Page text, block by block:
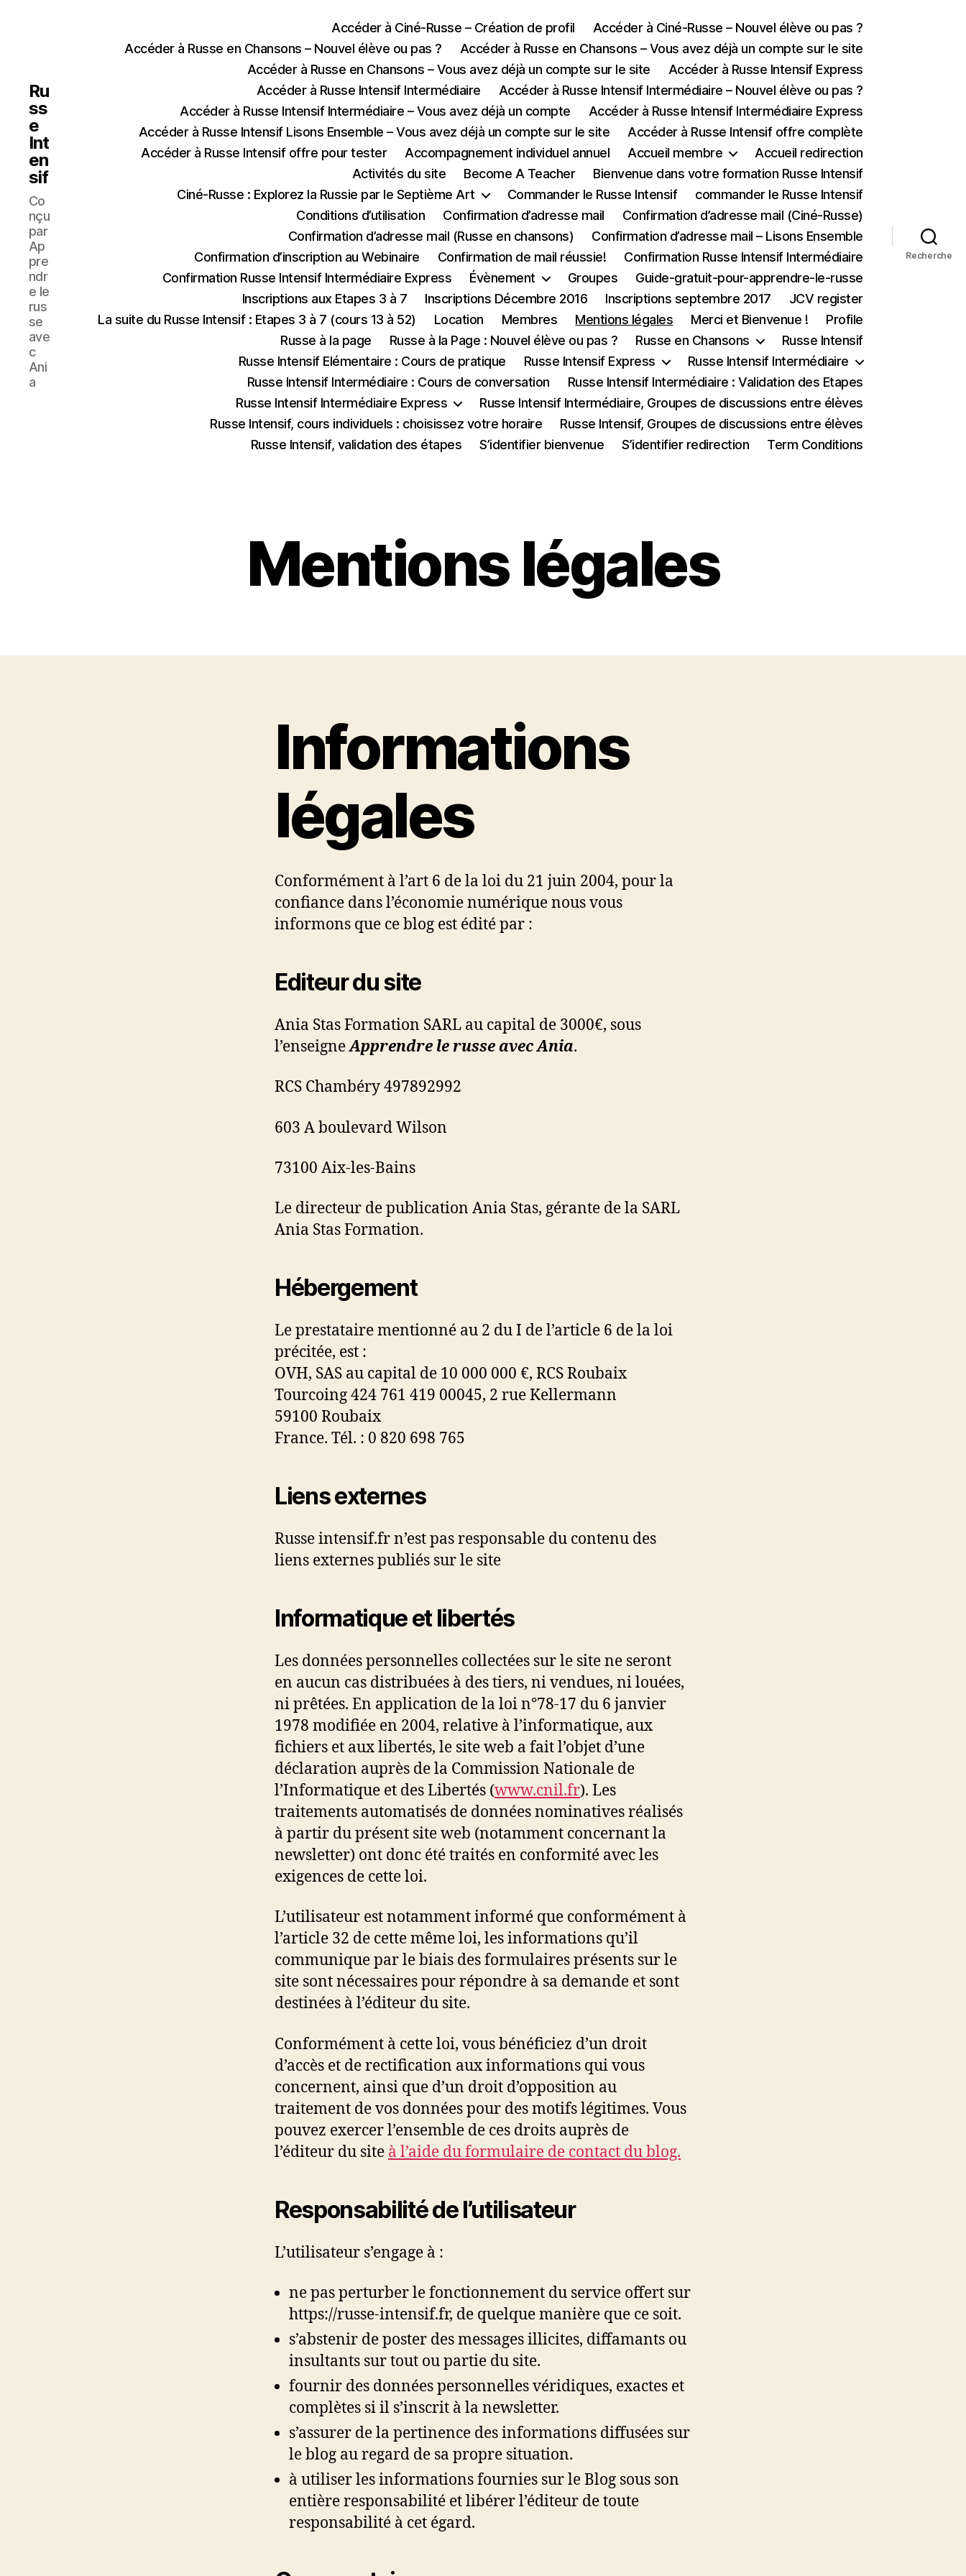
Ru
ss
e
Int
en
sif
Co
nçu
par
Ap
pre
ndr
e le
rus
se
ave
c
Ani
a
Accéder à Ciné-Russe – Création de profil
Accéder à Ciné-Russe – Nouvel élève ou pas ?
Accéder à Russe en Chansons – Nouvel élève ou pas ?
Accéder à Russe en Chansons – Vous avez déjà un compte sur le site
Accéder à Russe en Chansons – Vous avez déjà un compte sur le site
Accéder à Russe Intensif Express
Accéder à Russe Intensif Intermédiaire
Accéder à Russe Intensif Intermédiaire – Nouvel élève ou pas ?
Accéder à Russe Intensif Intermédiaire – Vous avez déjà un compte
Accéder à Russe Intensif Intermédiaire Express
Accéder à Russe Intensif Lisons Ensemble – Vous avez déjà un compte sur le site
Accéder à Russe Intensif offre complète
Accéder à Russe Intensif offre pour tester
Accompagnement individuel annuel Accueil membre
Accueil redirection
Activités du site
Become A Teacher
Bienvenue dans votre formation Russe Intensif
Ciné-Russe : Explorez la Russie par le Septième Art
Commander le Russe Intensif
commander le Russe Intensif
Conditions d’utilisation
Confirmation d’adresse mail
Confirmation d’adresse mail (Ciné-Russe)
Confirmation d’adresse mail (Russe en chansons)
Confirmation d’adresse mail – Lisons Ensemble
Confirmation d’inscription au Webinaire
Confirmation de mail réussie!
Confirmation Russe Intensif Intermédiaire
Confirmation Russe Intensif Intermédiaire Express
Évènement Groupes
Guide-gratuit-pour-apprendre-le-russe
Inscriptions aux Etapes 3 à 7
Inscriptions Décembre 2016 Inscriptions septembre 2017
JCV register
La suite du Russe Intensif : Etapes 3 à 7 (cours 13 à 52)
Location Membres Mentions légales Merci et Bienvenue !
Profile
Russe à la page
Russe à la Page : Nouvel élève ou pas ? Russe en Chansons
Russe Intensif
Russe Intensif Elémentaire : Cours de pratique
Russe Intensif Express
Russe Intensif Intermédiaire
Russe Intensif Intermédiaire : Cours de conversation
Russe Intensif Intermédiaire : Validation des Etapes
Russe Intensif Intermédiaire Express
Russe Intensif Intermédiaire, Groupes de discussions entre élèves
Russe Intensif, cours individuels : choisissez votre horaire
Russe Intensif, Groupes de discussions entre élèves
Russe Intensif, validation des étapes
S’identifier bienvenue S’identifier redirection Term Conditions
Recherche
Mentions légales
Informations
légales
Conformément à l’art 6 de la loi du 21 juin 2004, pour la
confiance dans l’économie numérique nous vous
informons que ce blog est édité par :
Editeur du site
Ania Stas Formation SARL au capital de 3000€, sous
l’enseigneApprendre le russe avec Ania.
RCS Chambéry 497892992
603 A boulevard Wilson
73100 Aix-les-Bains
Le directeur de publication Ania Stas, gérante de la SARL
Ania Stas Formation.
Hébergement
Le prestataire mentionné au 2 du I de l’article 6 de la loi
précitée, est :
OVH, SAS au capital de 10 000 000 €, RCS Roubaix
Tourcoing 424 761 419 00045, 2 rue Kellermann
59100 Roubaix
France. Tél. : 0 820 698 765
Liens externes
Russe intensif.fr n’est pas responsable du contenu des
liens externes publiés sur le site
Informatique et libertés
Les données personnelles collectées sur le site ne seront
en aucun cas distribuées à des tiers, ni vendues, ni louées,
ni prêtées. En application de la loi n°78-17 du 6 janvier
1978 modifiée en 2004, relative à l’informatique, aux
fichiers et aux libertés, le site web a fait l’objet d’une
déclaration auprès de la Commission Nationale de
l’Informatique et des Libertés (www.cnil.fr). Les
traitements automatisés de données nominatives réalisés
à partir du présent site web (notamment concernant la
newsletter) ont donc été traités en conformité avec les
exigences de cette loi.
L’utilisateur est notamment informé que conformément à
l’article 32 de cette même loi, les informations qu’il
communique par le biais des formulaires présents sur le
site sont nécessaires pour répondre à sa demande et sont
destinées à l’éditeur du site.
Conformément à cette loi, vous bénéficiez d’un droit
d’accès et de rectification aux informations qui vous
concernent, ainsi que d’un droit d’opposition au
traitement de vos données pour des motifs légitimes. Vous
pouvez exercer l’ensemble de ces droits auprès de
l’éditeur du site à l’aide du formulaire de contact du blog.
Responsabilité de l’utilisateur
L’utilisateur s’engage à :
ne pas perturber le fonctionnement du service offert sur
https://russe-intensif.fr, de quelque manière que ce soit.
s’abstenir de poster des messages illicites, diffamants ou
insultants sur tout ou partie du site.
fournir des données personnelles véridiques, exactes et
complètes si il s’inscrit à la newsletter.
s’assurer de la pertinence des informations diffusées sur
le blog au regard de sa propre situation.
à utiliser les informations fournies sur le Blog sous son
entière responsabilité et libérer l’éditeur de toute
responsabilité à cet égard.